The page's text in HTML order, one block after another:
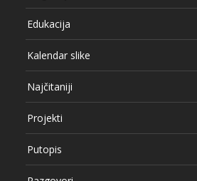
Edukacija
Kalendar slike
Najčitaniji
Projekti
Putopis